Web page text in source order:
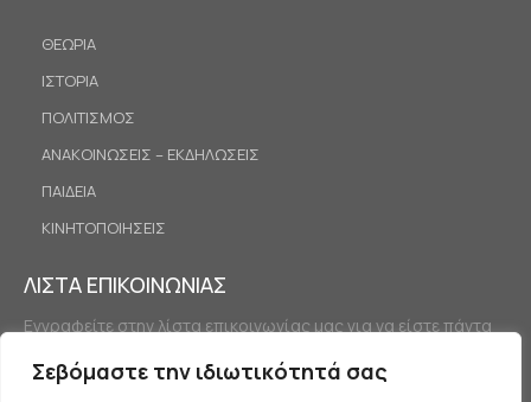
Σεβόμαστε την ιδιωτικότητά σας
ΘΕΩΡΙΑ
ΙΣΤΟΡΙΑ
ΠΟΛΙΤΙΣΜΟΣ
ΑΝΑΚΟΙΝΩΣΕΙΣ – ΕΚΔΗΛΩΣΕΙΣ
ΠΑΙΔΕΙΑ
ΚΙΝΗΤΟΠΟΙΗΣΕΙΣ
ΛΙΣΤΑ ΕΠΙΚΟΙΝΩΝΙΑΣ
Εγγραφείτε στην λίστα επικοινωνίας μας για να είστε πάντα